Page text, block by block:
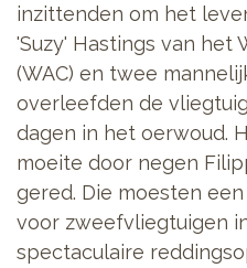
inzittenden om het
'Suzy' Hastings van het
(WAC) en twee
overleefden de
dagen in het oerwoud.
moeite door negen
gered. Die moesten
voor zweefvliegtuigen
spectaculaire